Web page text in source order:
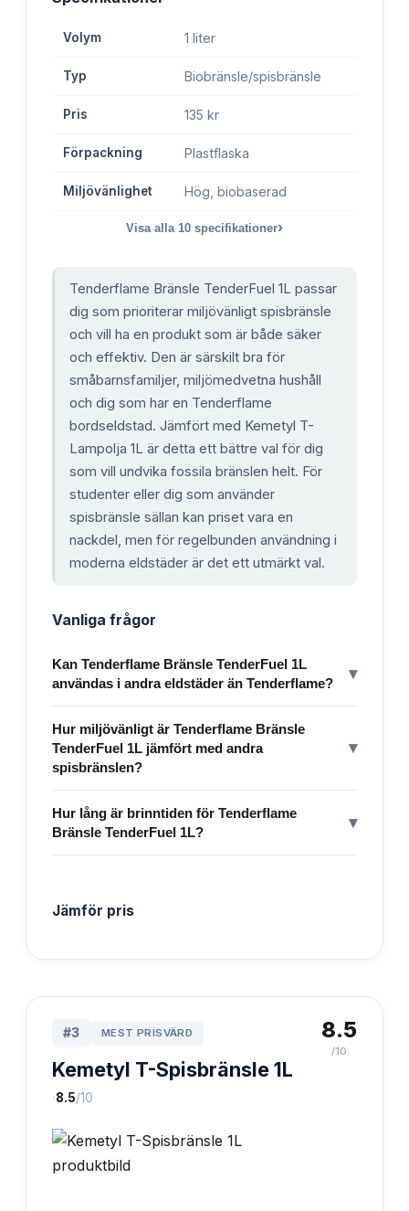
Volym 1 liter
Typ Biobränsle/spisbränsle
Pris 135 kr
Förpackning Plastflaska
Miljövänlighet Hög, biobaserad
Visa alla 10 specifikationer›
Tenderflame Bränsle TenderFuel 1L passar
dig som prioriterar miljövänligt spisbränsle
och vill ha en produkt som är både säker
och effektiv. Den är särskilt bra för
småbarnsfamiljer, miljömedvetna hushåll
och dig som har en Tenderflame
bordseldstad. Jämfört med Kemetyl T-
Lampolja 1L är detta ett bättre val för dig
som vill undvika fossila bränslen helt. För
studenter eller dig som använder
spisbränsle sällan kan priset vara en
nackdel, men för regelbunden användning i
moderna eldstäder är det ett utmärkt val.
Vanliga frågor
Kan Tenderflame Bränsle TenderFuel 1L
användas i andra eldstäder än Tenderflame?
▾
Hur miljövänligt är Tenderflame Bränsle
TenderFuel 1L jämfört med andra
spisbränslen?
▾
Hur lång är brinntiden för Tenderflame
Bränsle TenderFuel 1L?
▾
Jämför pris
#3 MEST PRISVÄRD
Kemetyl T-Spisbränsle 1L
·8.5/10
8.5
/10